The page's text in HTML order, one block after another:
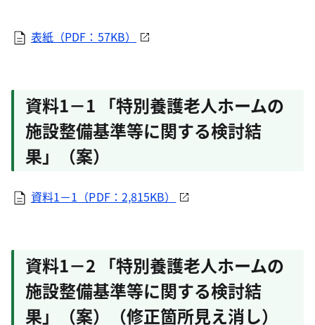
表紙（PDF：57KB）
資料1－1 「特別養護老人ホームの
施設整備基準等に関する検討結
果」（案）
資料1－1（PDF：2,815KB）
資料1－2 「特別養護老人ホームの
施設整備基準等に関する検討結
果」（案）（修正箇所見え消し）